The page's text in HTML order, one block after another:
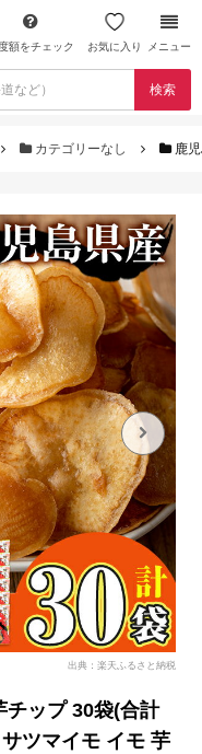
額をチェック お気に入り メニュー
検索
カテゴリーなし 鹿
出典：楽天ふるさと納税
チップ 30袋(合計
ツマイモ イモ 芋